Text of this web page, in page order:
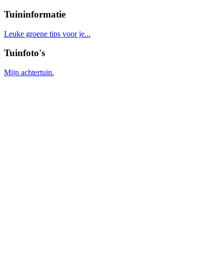
Tuininformatie
Leuke groene tips voor je...
Tuinfoto's
Mijn achtertuin.